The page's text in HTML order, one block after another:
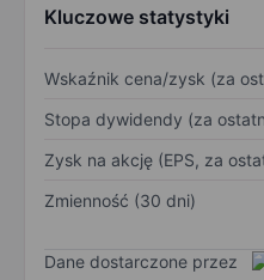
Kluczowe statystyki
Wskaźnik cena/zysk (za
Stopa dywidendy (za
Zysk na akcję (EPS, za
Zmienność (30 dni)
Dane dostarczone przez